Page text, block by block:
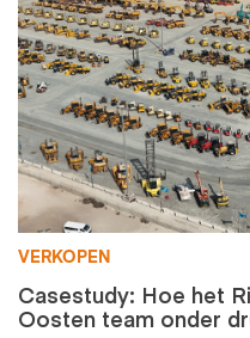
VERKOPEN
Casestudy: Hoe het
Oosten team onder